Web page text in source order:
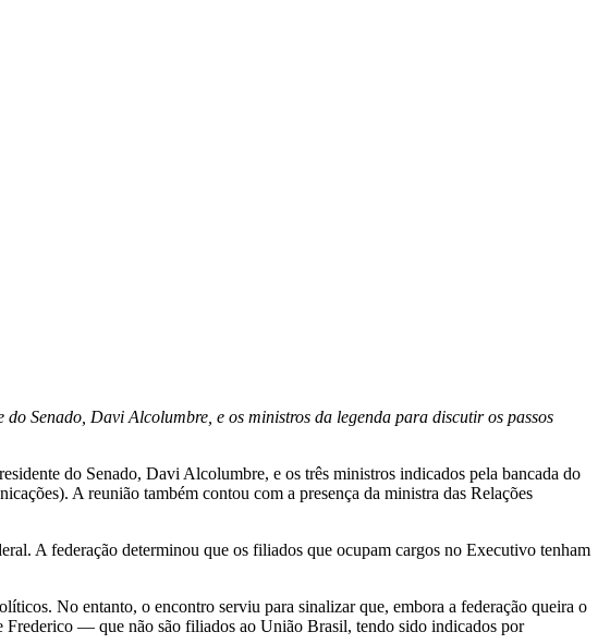
Senado, Davi Alcolumbre, e os ministros da legenda para discutir os passos
do Senado, Davi Alcolumbre, e os três ministros indicados pela bancada do
A reunião também contou com a presença da ministra das Relações
A federação determinou que os filiados que ocupam cargos no Executivo tenham
No entanto, o encontro serviu para sinalizar que, embora a federação queira o
Frederico — que não são filiados ao União Brasil, tendo sido indicados por